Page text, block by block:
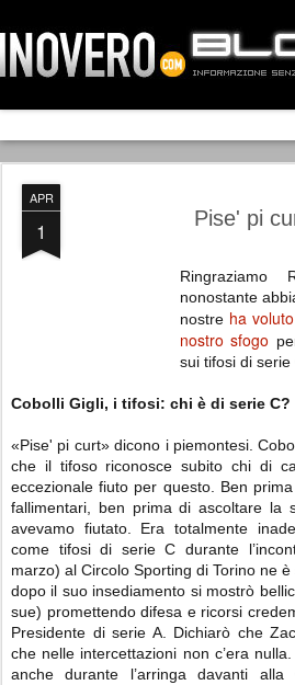
APR
1 Pise' pi
Ringraziamo
nonostante
nostre ha
nostro sfogo
sui tifosi di serie
Cobolli Gigli, i tifosi: chi è di serie C?
«Pise' pi curt» dicono i piemontesi.
che il tifoso riconosce subito chi di
eccezionale fiuto per questo. Ben
fallimentari, ben prima di ascoltare la
avevamo fiutato. Era totalmente
come tifosi di serie C durante
marzo) al Circolo Sporting di Torino ne
dopo il suo insediamento si mostrò
sue) promettendo difesa e ricorsi
Presidente di serie A. Dichiarò che
che nelle intercettazioni non c’era
anche durante l’arringa davanti